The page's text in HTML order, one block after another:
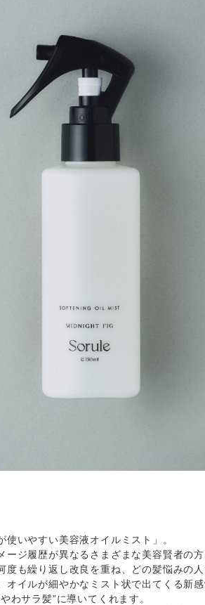
いやすい美容液オイルミスト」。
ージ履歴が異なるさまざまな美容賢者の
度も繰り返し改良を重ね、どの髪悩みの
オイルが細やかなミスト状で出てくる新
わサラ髪”に導いてくれます。